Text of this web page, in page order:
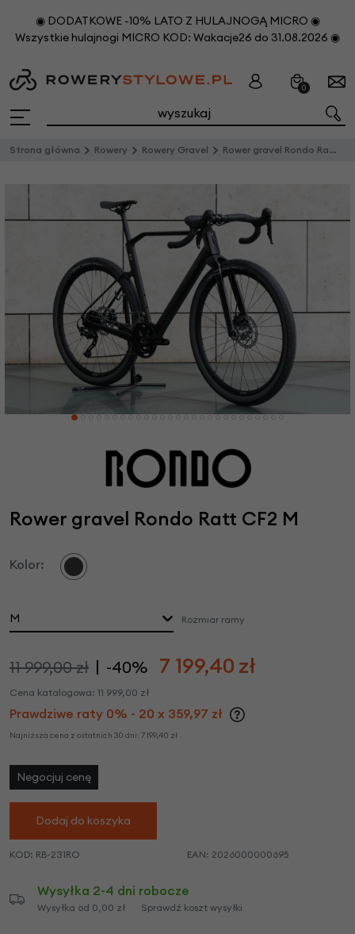
◉ DODATKOWE -10% LATO Z HULAJNOGĄ MICRO ◉
Wszystkie hulajnogi MICRO KOD: Wakacje26 do 31.08.2026 ◉
0
Strona główna Rowery Rowery Gravel Rower gravel Rondo Ratt CF2
Rower gravel Rondo Ratt CF2 M
Kolor:
M Rozmiar ramy
11 999,00 zł -40% 7 199,40 zł
Cena katalogowa: 11 999,00 zł
Prawdziwe raty 0% - 20 x 359,97 zł
Najniższa cena z ostatnich 30 dni: 7 199,40 zł
Negocjuj cenę
Dodaj do koszyka
KOD: RB-231RO EAN: 2026000000695
Wysyłka 2-4 dni robocze
Wysyłka od 0,00 zł Sprawdź koszt wysyłki